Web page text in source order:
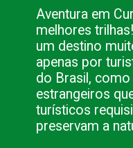
Aventura em
melhores
um destino
apenas por
do Brasil,
estrangeiros
turísticos
preservam a